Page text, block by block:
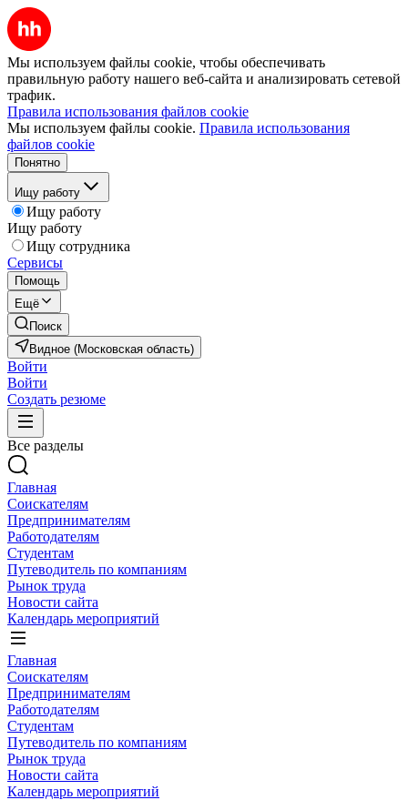
Мы используем файлы cookie, чтобы обеспечивать
правильную работу нашего веб-сайта и анализировать сетевой
трафик.
Правила использования файлов cookie
Мы используем файлы cookie. Правила использования
файлов cookie
Понятно
Ищу работу
Ищу работу
Ищу работу
Ищу сотрудника
Сервисы
Помощь
Ещё
Поиск
Видное (Московская область)
Войти
Войти
Создать резюме
Все разделы
Главная
Соискателям
Предпринимателям
Работодателям
Студентам
Путеводитель по компаниям
Рынок труда
Новости сайта
Календарь мероприятий
Главная
Соискателям
Предпринимателям
Работодателям
Студентам
Путеводитель по компаниям
Рынок труда
Новости сайта
Календарь мероприятий